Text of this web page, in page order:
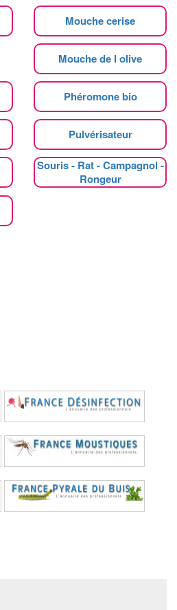
Mouche cerise
Mouche de l olive
Phéromone bio
Pulvérisateur
Souris - Rat - Campagnol -
Rongeur